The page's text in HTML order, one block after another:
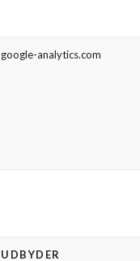
google-analytics.com
UDBYDER